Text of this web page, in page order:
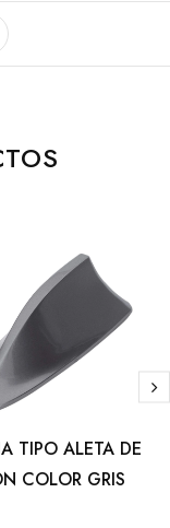
TIPO ALETA DE
COLOR GRIS